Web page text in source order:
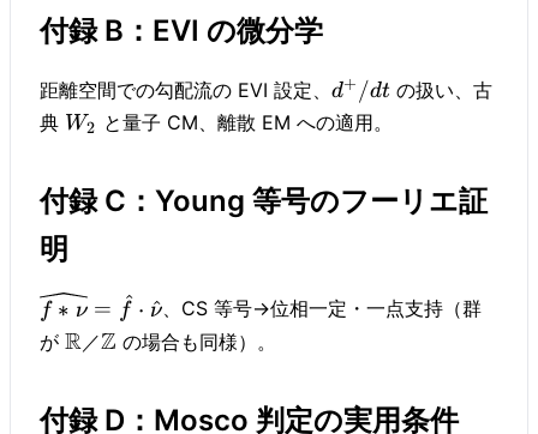
付録 B：EVI の微分学
距離空間での勾配流の EVI 設定、 d+ /dt の扱い、古
典 W2 と量子 CM、離散 EM への適用。
付録 C：Young 等号のフーリエ証
明
f ∗ ν = f^ ⋅ ν
^、CS 等号→位相一定・一点支持（群
が R／Z の場合も同様）。
付録 D：Mosco 判定の実用条件